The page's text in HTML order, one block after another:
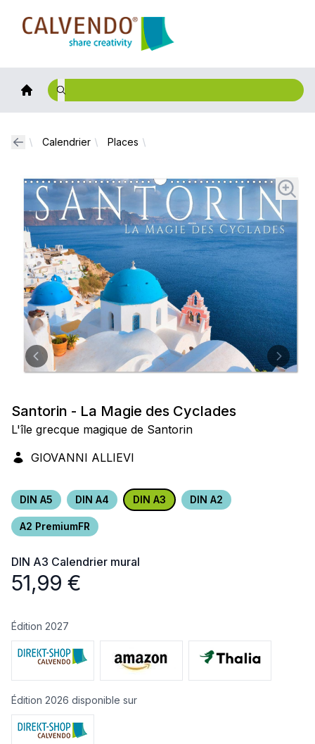
Calvendo
Calendrier Places
Santorin - La Magie des Cyclades
L'île grecque magique de Santorin
GIOVANNI ALLIEVI
DIN A5 DIN A4 DIN A3 DIN A2
A2 PremiumFR
DIN A3 Calendrier mural
51,99 €
Édition 2027
Édition 2026 disponible sur